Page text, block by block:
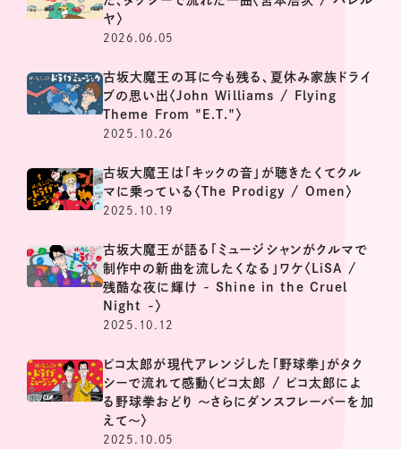
ヤ〉
2026.06.05
古坂大魔王の耳に今も残る、夏休み家族ドライ
ブの思い出〈John Williams / Flying
Theme From "E.T."〉
2025.10.26
古坂大魔王は「キックの音」が聴きたくてクル
マに乗っている〈The Prodigy / Omen〉
2025.10.19
古坂大魔王が語る「ミュージシャンがクルマで
制作中の新曲を流したくなる」ワケ〈LiSA /
残酷な夜に輝け - Shine in the Cruel
Night -〉
2025.10.12
ピコ太郎が現代アレンジした「野球拳」がタク
シーで流れて感動〈ピコ太郎 / ピコ太郎によ
る野球拳おどり 〜さらにダンスフレーバーを加
えて〜〉
2025.10.05